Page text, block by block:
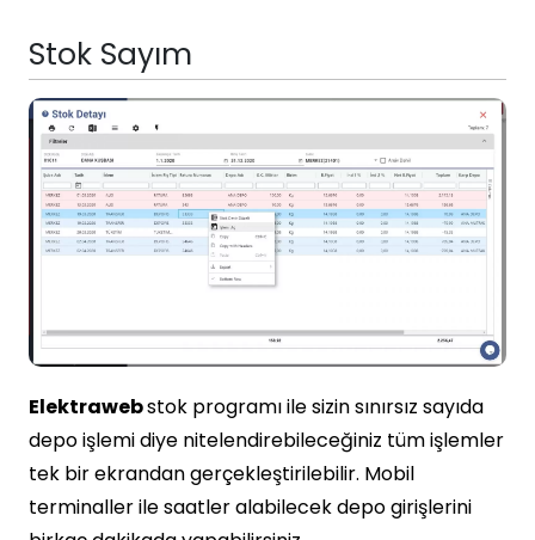
Stok Sayım
Elektrawebstok programı ile sizin sınırsız sayıda
depo işlemi diye nitelendirebileceğiniz tüm işlemler
tek bir ekrandan gerçekleştirilebilir. Mobil
terminaller ile saatler alabilecek depo girişlerini